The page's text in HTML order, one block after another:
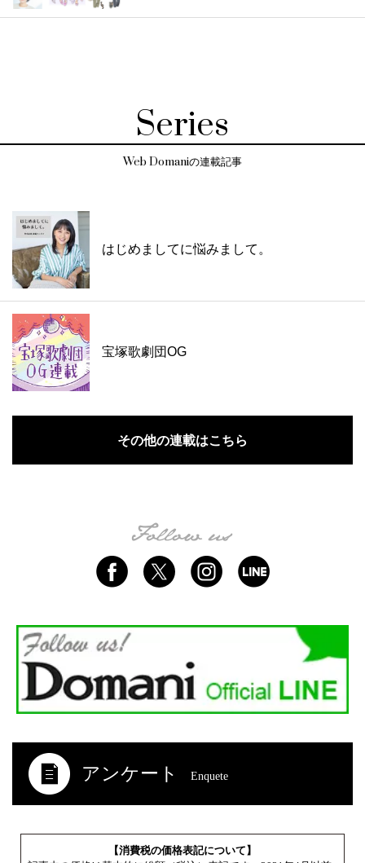
Series
Web Domaniの連載記事
はじめましてに悩みまして。
宝塚歌劇団OG
その他の連載はこちら
アンケート Enquete
【消費税の価格表記について】